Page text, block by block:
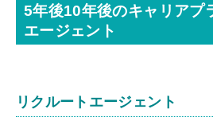
5年後10年後のキャリアプ
エージェント
リクルートエージェント